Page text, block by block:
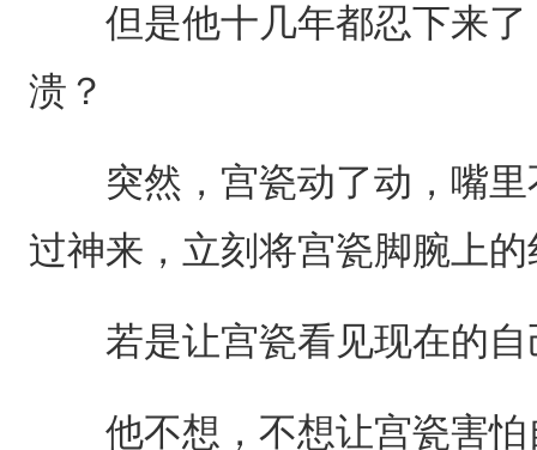
但是他十几年都忍下来了
溃？
突然，宫瓷动了动，嘴里
过神来，立刻将宫瓷脚腕上
若是让宫瓷看见现在的自
他不想，不想让宫瓷害怕